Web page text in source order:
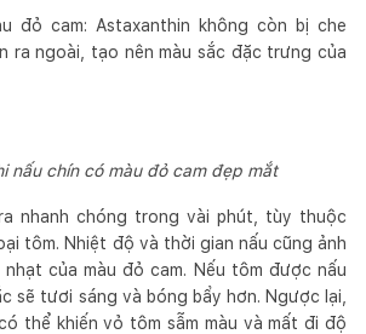
đỏ cam: Astaxanthin không còn bị che
ra ngoài, tạo nên màu sắc đặc trưng của
nấu chín có màu đỏ cam đẹp mắt
nhanh chóng trong vài phút, tùy thuộc
tôm. Nhiệt độ và thời gian nấu cũng ảnh
của màu đỏ cam. Nếu tôm được nấu
sẽ tươi sáng và bóng bẩy hơn. Ngược lại,
thể khiến vỏ tôm sẫm màu và mất đi độ